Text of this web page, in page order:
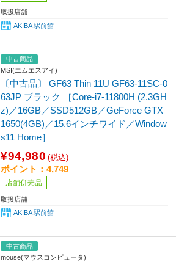
取扱店舗
AKIBA 駅前館
中古商品
MSI(エムエスアイ)
〔中古品〕 GF63 Thin 11U GF63-11SC-0
63JP ブラック ［Core-i7-11800H (2.3GH
z)／16GB／SSD512GB／GeForce GTX
1650(4GB)／15.6インチワイド／Window
s11 Home］
¥94,980 (税込)
ポイント：4,749
店舗併売品
取扱店舗
AKIBA 駅前館
中古商品
mouse(マウスコンピュータ)